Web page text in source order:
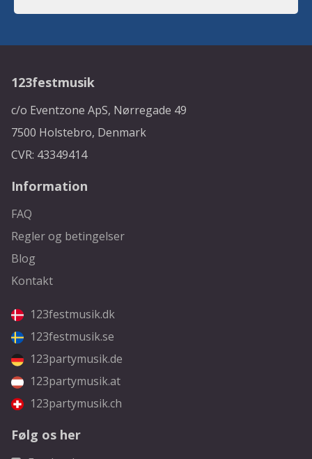
123festmusik
c/o Eventzone ApS, Nørregade 49
7500 Holstebro, Denmark
CVR: 43349414
Information
FAQ
Regler og betingelser
Blog
Kontakt
123festmusik.dk
123festmusik.se
123partymusik.de
123partymusik.at
123partymusik.ch
Følg os her